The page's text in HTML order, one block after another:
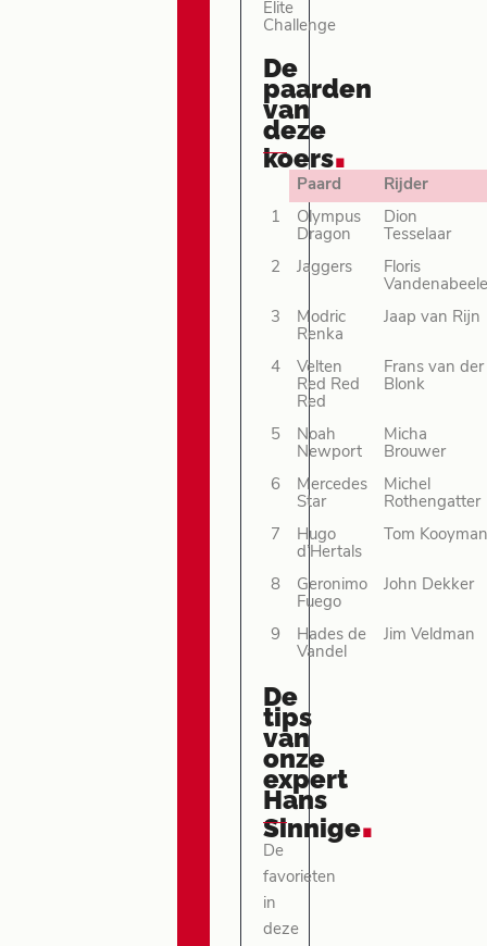
Elite
Challenge
De
paarden
van
deze
koers.
Paard
Rijder
1
Olympus
Dragon
Dion
Tesselaar
2
Jaggers
Floris
3
Modric
Renka
Jaap van Rijn
4
Velten
Red Red
Red
Frans van der
Blonk
5
Noah
Newport
Micha
Brouwer
6
Mercedes
Star
Michel
Rothengatter
7
Hugo
d’Hertals
Tom
8
Geronimo
Fuego
John Dekker
9
Hades de
Vandel
Jim Veldman
De
tips
van
onze
expert
Hans
Sinnige.
De
favorieten
in
deze